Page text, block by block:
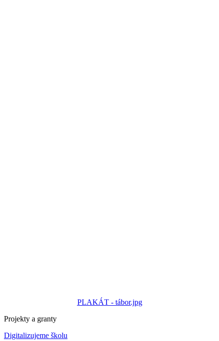
PLAKÁT - tábor.jpg
Projekty a granty
Digitalizujeme školu